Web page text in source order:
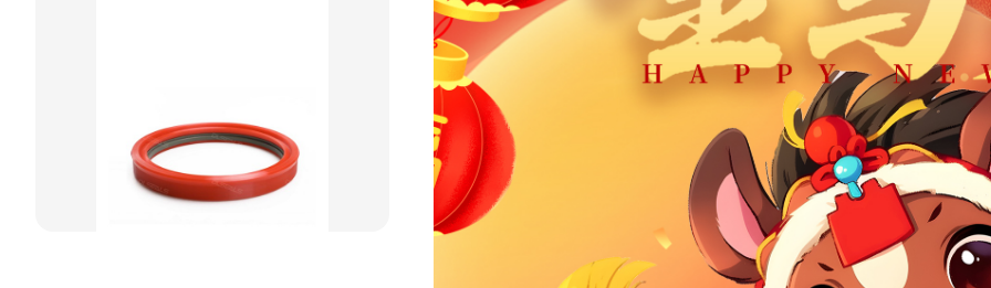
方形组合封